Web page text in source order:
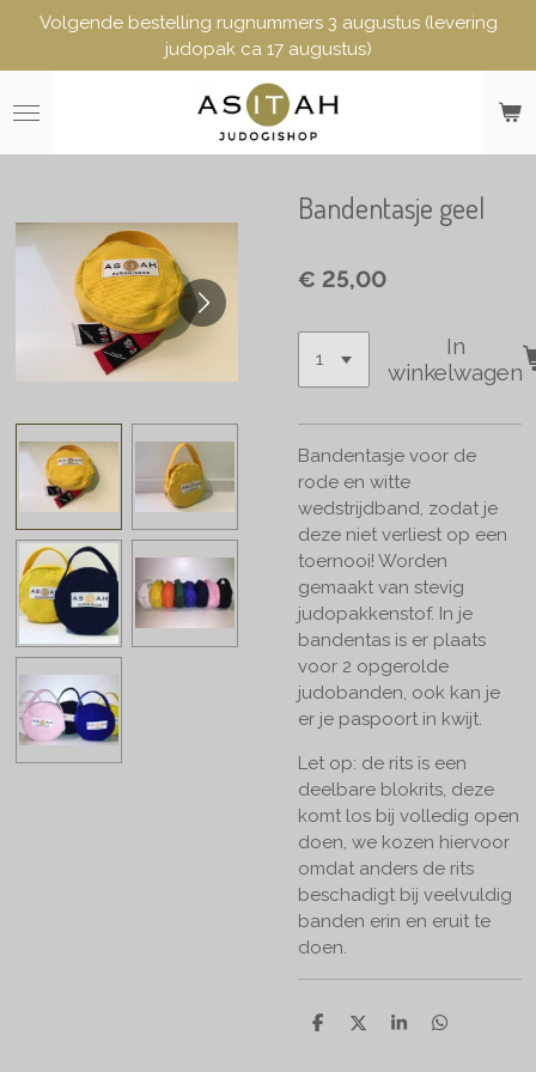
naar
de
Volgende bestelling rugnummers 3 augustus (levering
judopak ca 17 augustus)
Bandentasje geel
€ 25,00
In
winkelwagen
Bandentasje voor de
rode en witte
wedstrijdband, zodat je
deze niet verliest op een
toernooi! Worden
gemaakt van stevig
judopakkenstof. In je
bandentas is er plaats
voor 2 opgerolde
judobanden, ook kan je
er je paspoort in kwijt.
Let op: de rits is een
deelbare blokrits, deze
komt los bij volledig open
doen, we kozen hiervoor
omdat anders de rits
beschadigt bij veelvuldig
banden erin en eruit te
doen.
D
D
S
D